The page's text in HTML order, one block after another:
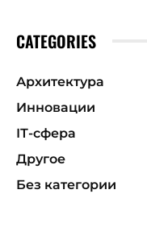
CATEGORIES
Архитектура
Инновации
ІТ-сфера
Другое
Без категории